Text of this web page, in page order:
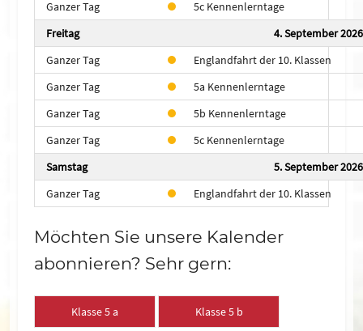
Ganzer Tag
5c Kennenlerntage
Freitag
4. September 2026
Ganzer Tag
Englandfahrt der 10. Klassen
Ganzer Tag
5a Kennenlerntage
Ganzer Tag
5b Kennenlerntage
Ganzer Tag
5c Kennenlerntage
Samstag
5. September 2026
Ganzer Tag
Englandfahrt der 10. Klassen
Möchten Sie unsere Kalender
abonnieren? Sehr gern:
Klasse 5 a Klasse 5 b